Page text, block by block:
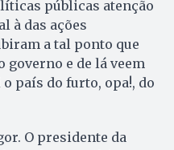
públicas atenção
à das ações
a tal ponto que
governo e de lá veem
país do furto, opa!, do
O presidente da